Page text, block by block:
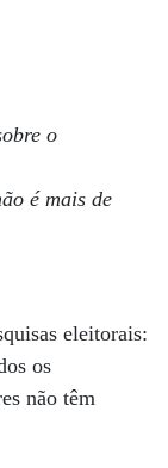
o
é mais de
eleitorais:
os
não têm